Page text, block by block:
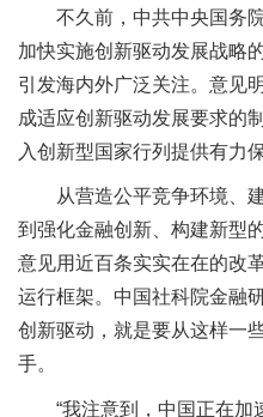
不久前，中共中央国务
加快实施创新驱动发展战略
引发海内外广泛关注。意见
成适应创新驱动发展要求的
入创新型国家行列提供有力保
从营造公平竞争环境、
到强化金融创新、构建新型
意见用近百条实实在在的改
运行框架。中国社科院金融
创新驱动，就是要从这样一
手。
“我注意到，中国正在加